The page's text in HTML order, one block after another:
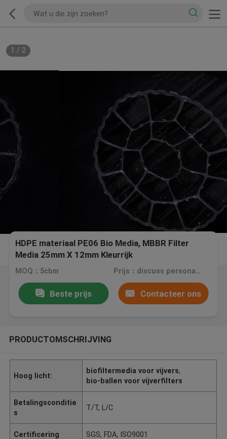
1 / 2
HDPE materiaal PE06 Bio Media, MBBR Filter
Media 25mm X 12mm Kleurrijk
MOQ：5cbm Prijs：discuss personally
Beste prijs Contacteer ons
PRODUCTOMSCHRIJVING
Hoog licht:
biofiltermedia voor vijvers,
bio-ballen voor vijverfilters
Betalingsconditie
s
T/T, L/C
Certificering SGS, FDA, ISO9001